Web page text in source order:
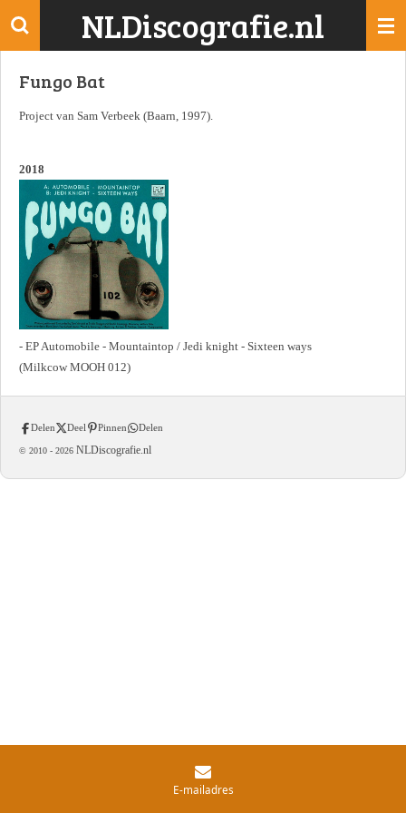
Ga
de
NLDiscografie.nl
Fungo Bat
Project van Sam Verbeek (Baarn, 1997).
2018
- EP Automobile - Mountaintop / Jedi knight - Sixteen ways
(Milkcow MOOH 012)
Delen Deel Pinnen Delen
© 2010 - 2026 NLDiscografie.nl
E-mailadres